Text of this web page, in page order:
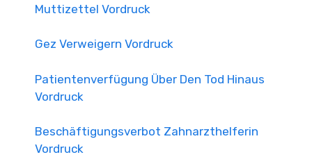
Muttizettel Vordruck
Gez Verweigern Vordruck
Patientenverfügung Über Den Tod Hinaus
Vordruck
Beschäftigungsverbot Zahnarzthelferin
Vordruck